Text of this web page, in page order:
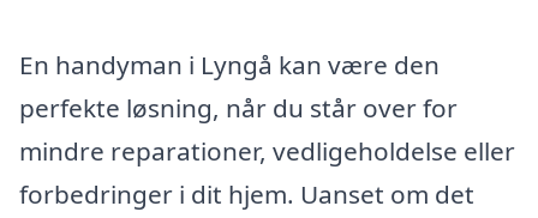
En handyman i Lyngå kan være den
perfekte løsning, når du står over for
mindre reparationer, vedligeholdelse eller
forbedringer i dit hjem. Uanset om det